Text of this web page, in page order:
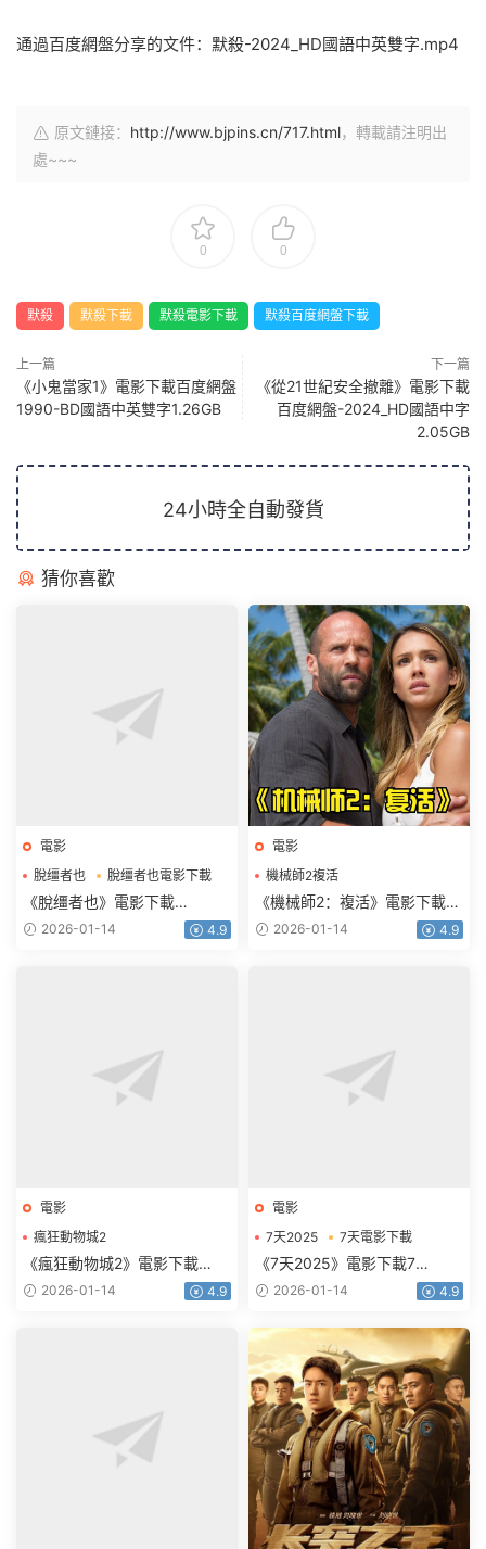
通過百度網盤分享的文件：默殺-2024_HD國語中英雙字.mp4
原文鏈接： http://www.bjpins.cn/717.html，轉載請注明出
處~~~
0 0
默殺 默殺下載 默殺電影下載 默殺百度網盤下載
上一篇
《小鬼當家1》電影下載百度網盤
1990-BD國語中英雙字1.26GB
下一篇
《從21世紀安全撤離》電影下載
百度網盤-2024_HD國語中字
2.05GB
24小時全自動發貨
猜你喜歡
電影
脫缰者也
脫缰者也電影下載
《脫缰者也》電影下載
1080p.HD國語中字
2026-01-14 4.9
電影
機械師2複活
機械師2複活電影下載
《機械師2：複活》電影下載
1080p.BD中英雙字
2026-01-14 4.9
電影
瘋狂動物城2
瘋狂動物城2電影下載
《瘋狂動物城2》電影下載
1080p.HD中英雙語
2026-01-14 4.9
電影
7天2025
7天電影下載
《7天2025》電影下載7
天.2160p.HD國語中字
2026-01-14 4.9